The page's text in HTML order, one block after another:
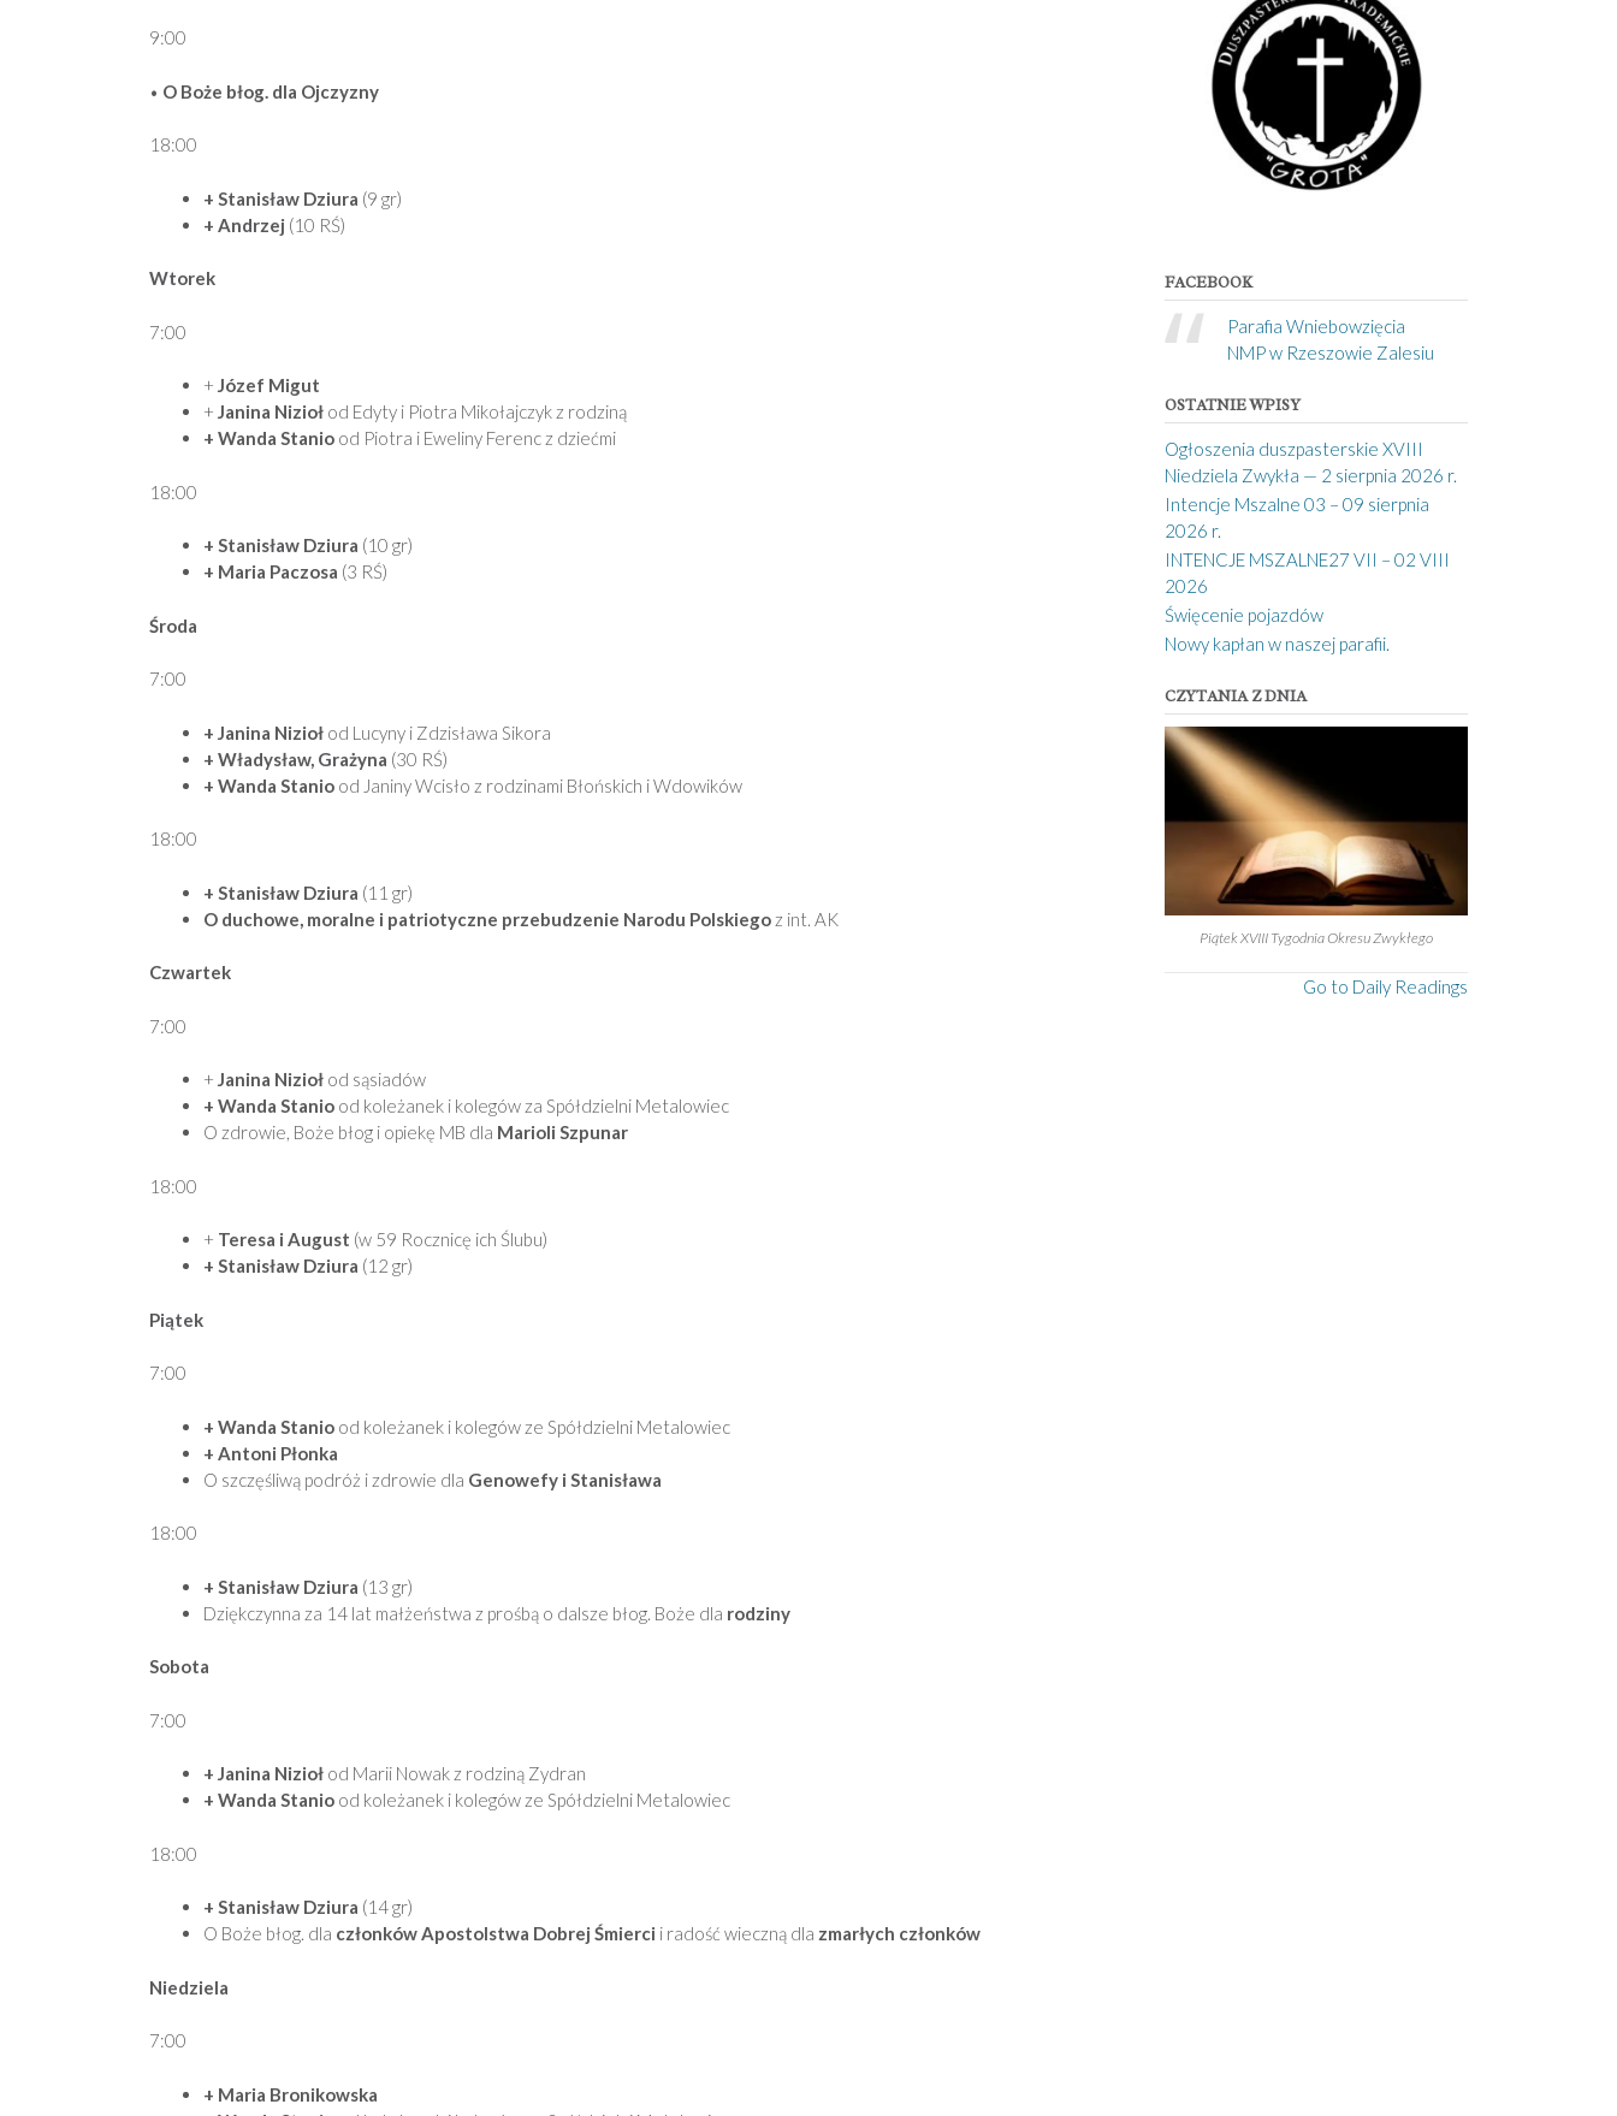
9:00
• O Boże błog. dla Ojczyzny
18:00
+ Stanisław Dziura (9 gr)
+ Andrzej (10 RŚ)
Wtorek
7:00
+ Józef Migut
+ Janina Nizioł od Edyty i Piotra Mikołajczyk z rodziną
+ Wanda Stanio od Piotra i Eweliny Ferenc z dziećmi
18:00
+ Stanisław Dziura (10 gr)
+ Maria Paczosa (3 RŚ)
Środa
7:00
+ Janina Nizioł od Lucyny i Zdzisława Sikora
+ Władysław, Grażyna (30 RŚ)
+ Wanda Stanio od Janiny Wcisło z rodzinami Błońskich i Wdowików
18:00
+ Stanisław Dziura (11 gr)
O duchowe, moralne i patriotyczne przebudzenie Narodu Polskiego z int. AK
Czwartek
7:00
+ Janina Nizioł od sąsiadów
+ Wanda Stanio od koleżanek i kolegów za Spółdzielni Metalowiec
O zdrowie, Boże błog i opiekę MB dla Marioli Szpunar
18:00
+ Teresa i August (w 59 Rocznicę ich Ślubu)
+ Stanisław Dziura (12 gr)
Piątek
7:00
+ Wanda Stanio od koleżanek i kolegów ze Spółdzielni Metalowiec
+ Antoni Płonka
O szczęśliwą podróż i zdrowie dla Genowefy i Stanisława
18:00
+ Stanisław Dziura (13 gr)
Dziękczynna za 14 lat małżeństwa z prośbą o dalsze błog. Boże dla rodziny
Sobota
7:00
+ Janina Nizioł od Marii Nowak z rodziną Zydran
+ Wanda Stanio od koleżanek i kolegów ze Spółdzielni Metalowiec
18:00
+ Stanisław Dziura (14 gr)
O Boże błog. dla członków Apostolstwa Dobrej Śmierci i radość wieczną dla zmarłych członków
Niedziela
7:00
+ Maria Bronikowska
FACEBOOK
Parafia Wniebowzięcia
NMP w Rzeszowie Zalesiu
OSTATNIE WPISY
Ogłoszenia duszpasterskie XVIII
Niedziela Zwykła — 2 sierpnia 2026 r.
Intencje Mszalne 03 – 09 sierpnia
2026 r.
INTENCJE MSZALNE27 VII – 02 VIII
2026
Święcenie pojazdów
Nowy kapłan w naszej parafii.
CZYTANIA Z DNIA
Piątek XVIII Tygodnia Okresu Zwykłego
Go to Daily Readings